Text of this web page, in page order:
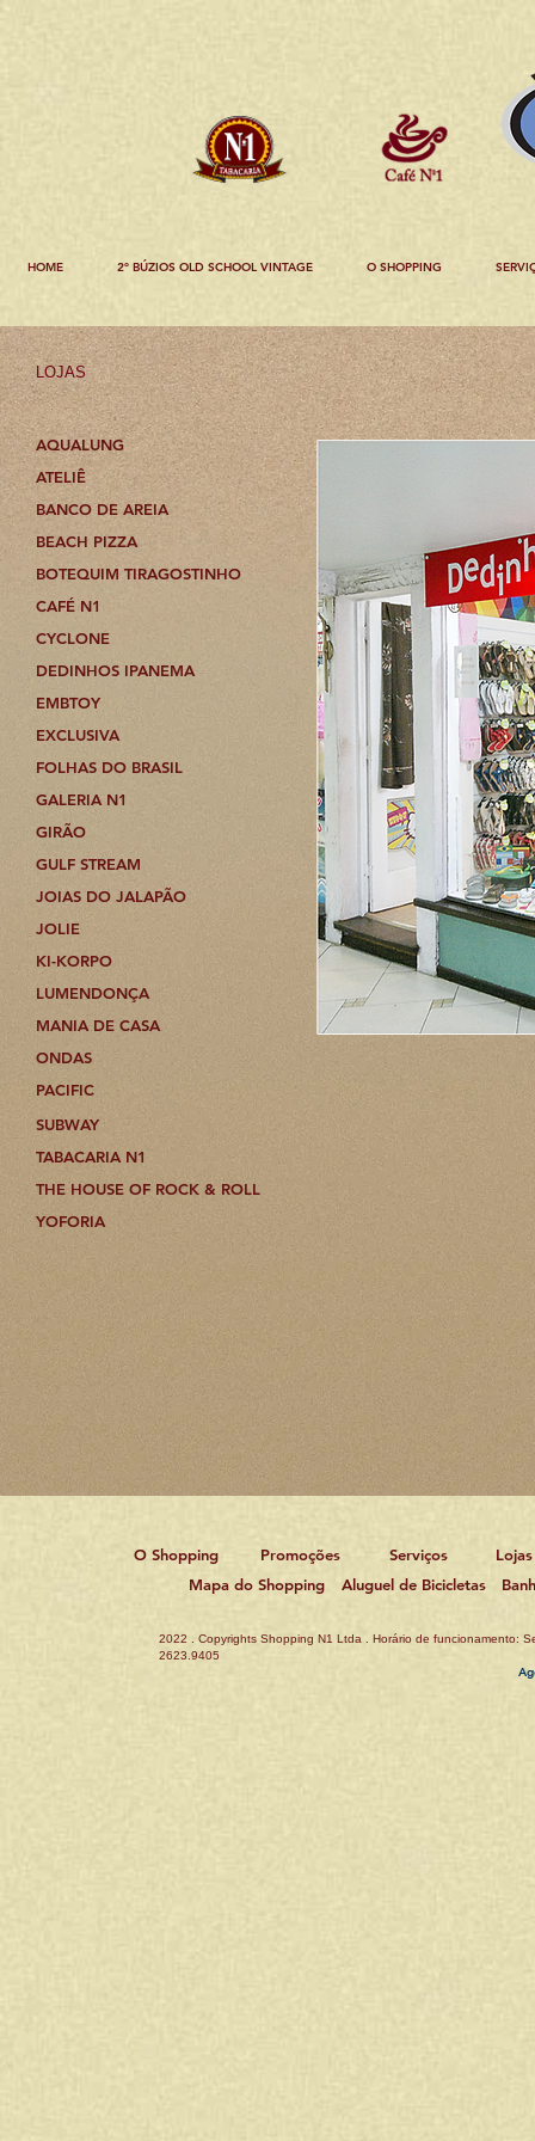
HOME 2º BÚZIOS OLD SCHOOL VINTAGE O SHOPPING
LOJAS
AQUALUNG
ATELIÊ
BANCO DE AREIA
BEACH PIZZA
BOTEQUIM TIRAGOSTINHO
CAFÉ N1
CYCLONE
DEDINHOS IPANEMA
EMBTOY
EXCLUSIVA
FOLHAS DO BRASIL
GALERIA N1
GIRÃO
GULF STREAM
JOIAS DO JALAPÃO
JOLIE
KI-KORPO
LUMENDONÇA
MANIA DE CASA
ONDAS
PACIFIC
SUBWAY
TABACARIA N1
THE HOUSE OF ROCK & ROLL
YOFORIA
O Shopping Promoções
Serviços
Mapa do Shopping
Aluguel de Bicicletas
Lojas
2022 . Copyrights Shopping N1 Ltda . Horário de funcionamento:
2623.9405